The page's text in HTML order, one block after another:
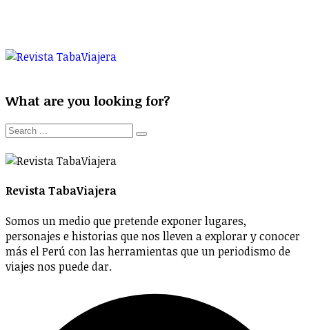
What are you looking for?
Revista TabaViajera
Somos un medio que pretende exponer lugares,
personajes e historias que nos lleven a explorar y conocer
más el Perú con las herramientas que un periodismo de
viajes nos puede dar.